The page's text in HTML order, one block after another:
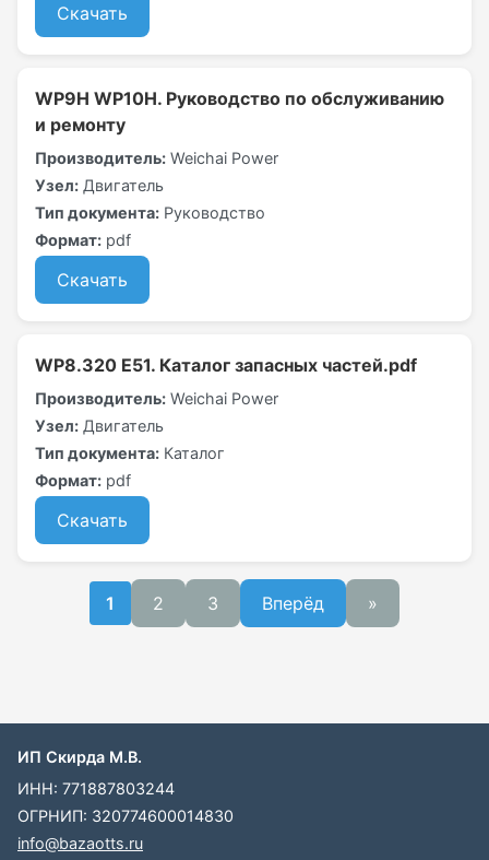
Скачать
WP9H WP10H. Руководство по обслуживанию
и ремонту
Производитель: Weichai Power
Узел: Двигатель
Тип документа: Руководство
Формат: pdf
Скачать
WP8.320 E51. Каталог запасных частей.pdf
Производитель: Weichai Power
Узел: Двигатель
Тип документа: Каталог
Формат: pdf
Скачать
1 2 3 Вперёд »
ИП Скирда М.В.
ИНН: 771887803244
ОГРНИП: 320774600014830
info@bazaotts.ru